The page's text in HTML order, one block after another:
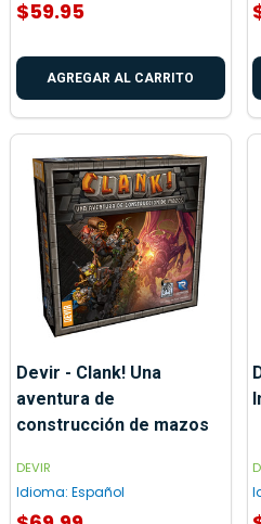
$59.95
AGREGAR AL CARRITO
Devir - Clank! Una
aventura de
construcción de mazos
DEVIR
Idioma: Español